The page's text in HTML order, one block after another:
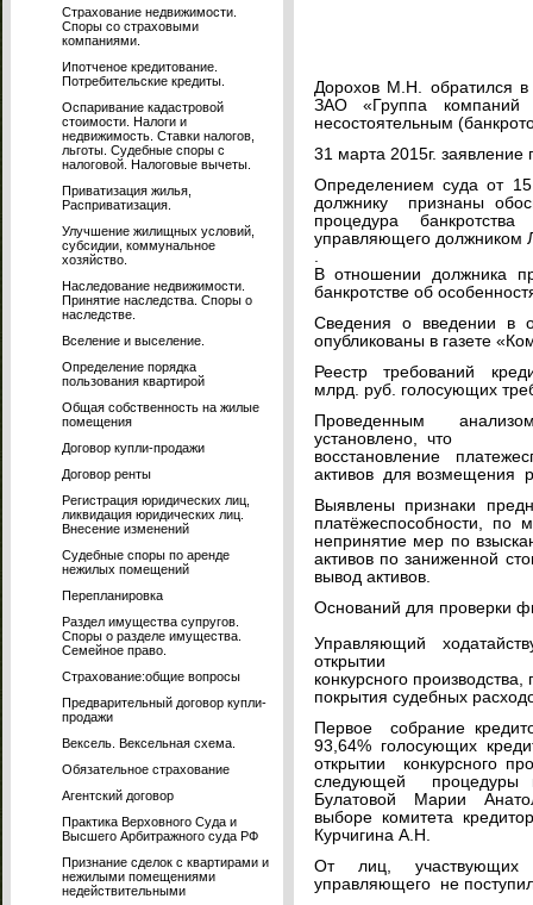
Страхование недвижимости.
Споры со страховыми
компаниями.
Ипотченое кредитование.
Потребительские кредиты.
Оспаривание кадастровой
стоимости. Налоги и
недвижимость. Ставки налогов,
льготы. Судебные споры с
налоговой. Налоговые вычеты.
Приватизация жилья,
Расприватизация.
Улучшение жилищных условий,
субсидии, коммунальное
хозяйство.
Наследование недвижимости.
Принятие наследства. Споры о
наследстве.
Вселение и выселение.
Определение порядка
пользования квартирой
Общая собственность на жилые
помещения
Договор купли-продажи
Договор ренты
Регистрация юридических лиц,
ликвидация юридических лиц.
Внесение изменений
Судебные споры по аренде
нежилых помещений
Перепланировка
Раздел имущества супругов.
Споры о разделе имущества.
Семейное право.
Страхование:общие вопросы
Предварительный договор купли-
продажи
Вексель. Вексельная схема.
Обязательное страхование
Агентский договор
Практика Верховного Суда и
Высшего Арбитражного суда РФ
Признание сделок с квартирами и
нежилыми помещениями
недействительными
Дорохов М.Н. обратился
ЗАО «Группа компаний
несостоятельным
31 марта 2015г. заявление
Определением суда от
должнику признаны
процедура
управляющего должником
.
В отношении должника
банкротстве об
Сведения о введении в
опубликованы в газете
Реестр требований
млрд. руб. голосующих
Проведенным
установлено, что
восстановление
активов для возмещения
Выявлены признаки
платёжеспособности, по
непринятие мер по
активов по заниженной
вывод активов.
Оснований для проверки
Управляющий
открытии
конкурсного
покрытия судебных
Первое собрание
93,64% голосующих
открытии конкурсного
следующей процедуры
Булатовой Марии
выборе комитета
Курчигина А.Н.
От лиц,
управляющего не